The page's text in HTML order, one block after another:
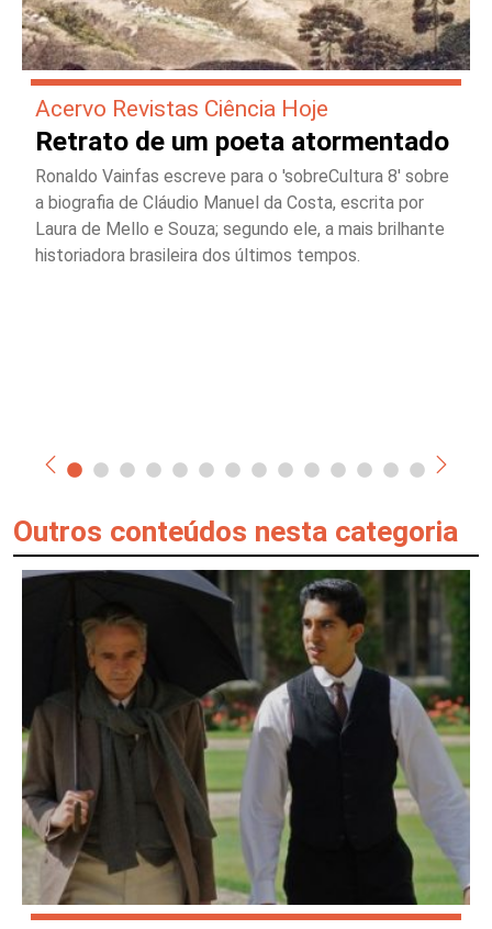
Acervo Revistas Ciência Hoje
Retrato de um poeta atormentado
Ronaldo Vainfas escreve para o 'sobreCultura 8' sobre
a biografia de Cláudio Manuel da Costa, escrita por
Laura de Mello e Souza; segundo ele, a mais brilhante
historiadora brasileira dos últimos tempos.
Outros conteúdos nesta categoria